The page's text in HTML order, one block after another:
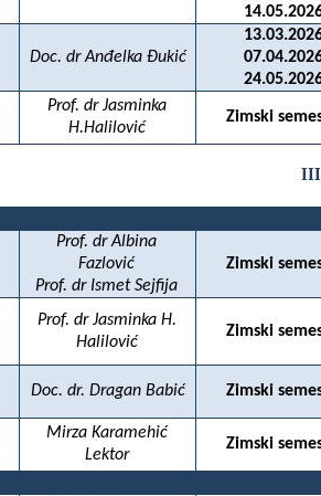
Doc. dr Anđelka Đukić
Prof. dr Jasminka
H.Halilović
Zimski
III
Prof. dr Albina
Fazlović
Prof. dr Ismet Sejfija
Zimski
Prof. dr Jasminka H.
Halilović
Zimski
Doc. dr. Dragan Babić Zimski
Mirza Karamehić
Lektor
Zimski